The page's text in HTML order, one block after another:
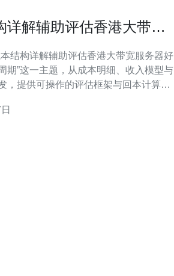
详解辅助评估香港大带宽
结构详解辅助评估香港大带宽服务器好
期”这一主题，从成本明细、收入模型与
，提供可操作的评估框架与回本计算方